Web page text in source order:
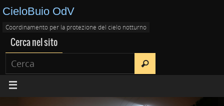
CieloBuio OdV
Coordinamento per la protezione del cielo notturno
Cerca nel sito